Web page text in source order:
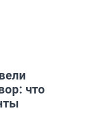
что